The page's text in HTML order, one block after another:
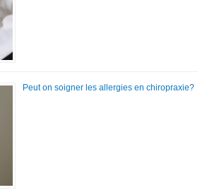
Peut on soigner les allergies en chiropraxie?